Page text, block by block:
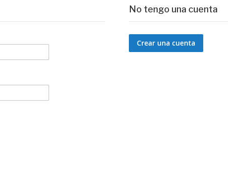
No tengo una cuenta
Crear una cuenta